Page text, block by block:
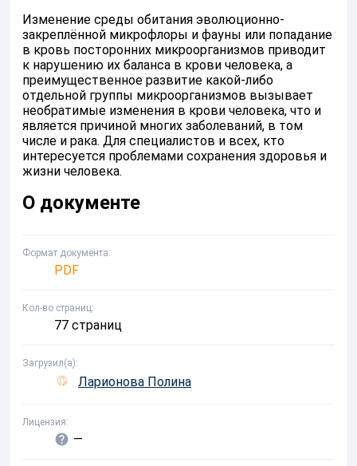
Изменение среды обитания эволюционно-
закреплённой микрофлоры и фауны или попадание
в кровь посторонних микроорганизмов приводит
к нарушению их баланса в крови человека, а
преимущественное развитие какой-либо
отдельной группы микроорганизмов вызывает
необратимые изменения в крови человека, что и
является причиной многих заболеваний, в том
числе и рака. Для специалистов и всех, кто
интересуется проблемами сохранения здоровья и
жизни человека.
О документе
Формат документа
PDF
Кол-во страниц
77 страниц
Загрузил(а)
Ларионова Полина
Лицензия
—